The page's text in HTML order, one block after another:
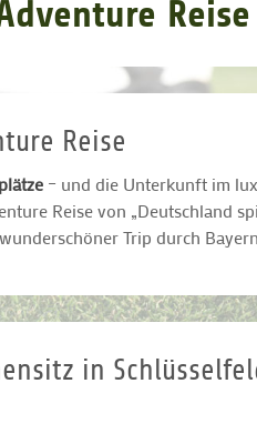
Reise
Reise
– und die Unterkunft im
Reise von „Deutschland
Trip durch
in